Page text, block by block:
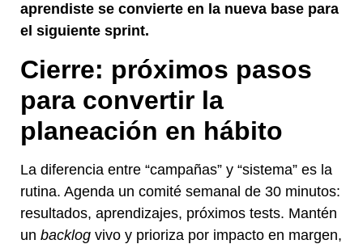
aprendiste se convierte en la nueva base para
el siguiente sprint.
Cierre: próximos pasos
para convertir la
planeación en hábito
La diferencia entre “campañas” y “sistema” es la
rutina. Agenda un comité semanal de 30 minutos:
resultados, aprendizajes, próximos tests. Mantén
un backlog vivo y prioriza por impacto en margen,